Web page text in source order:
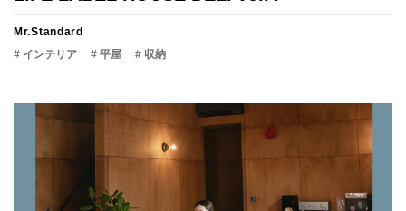
Mr.Standard
# インテリア
# 平屋 # 収納